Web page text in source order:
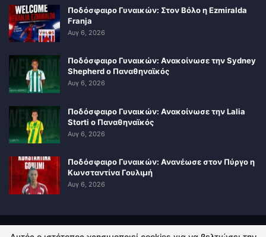
Ποδόσφαιρο Γυναικών: Στον Βόλο η Ezmiralda
Franja
Αυγ 6, 2026
Ποδόσφαιρο Γυναικών: Ανακοίνωσε την Sydney
Shepherd ο Παναθηναϊκός
Αυγ 6, 2026
Ποδόσφαιρο Γυναικών: Ανακοίνωσε την Lalia
Storti ο Παναθηναϊκός
Αυγ 6, 2026
Ποδόσφαιρο Γυναικών: Ανανέωσε στον Πύργο η
Κωνσταντίνα Γουλιμή
Αυγ 6, 2026